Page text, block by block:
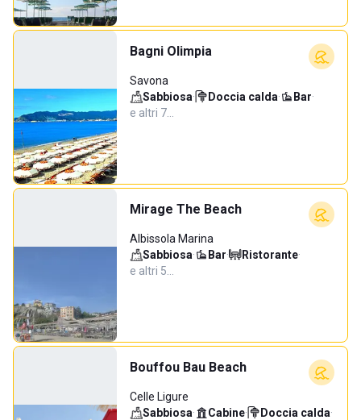
Bagni Olimpia
Savona
Sabbiosa· Doccia calda· Bar·
e altri 7…
Mirage The Beach
Albissola Marina
Sabbiosa· Bar· Ristorante·
e altri 5…
Bouffou Bau Beach
Celle Ligure
Sabbiosa· Cabine· Doccia calda·